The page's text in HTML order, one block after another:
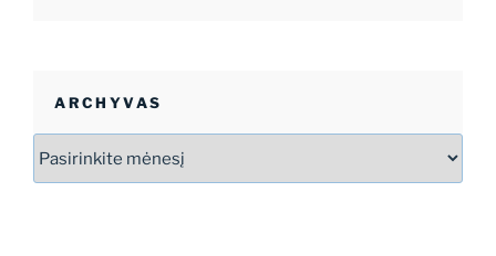
ARCHYVAS